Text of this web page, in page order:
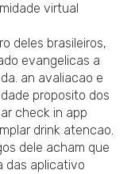
virtual
deles brasileiros,
evangelicas a
an avaliacao e
proposito dos
check in app
drink atencao.
dele acham que
das aplicativo